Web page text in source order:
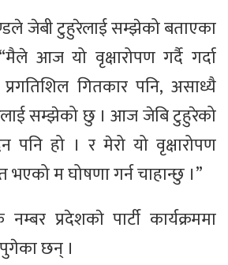
जेबी टुहुरेलाई सम्झेको बताएका
आज यो वृक्षारोपण गर्दै गर्दा
गितकार पनि, असाध्यै
सम्झेको छु । आज जेबि टुहुरेको
पनि हो । र मेरो यो वृक्षारोपण
भएको म घोषणा गर्न चाहान्छु ।”
प्रदेशकाे पार्टी कार्यक्रममा
छन् ।